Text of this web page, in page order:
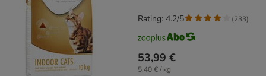
53,99 €
5,40 € / kg
Rating: 4.2/5 (233)